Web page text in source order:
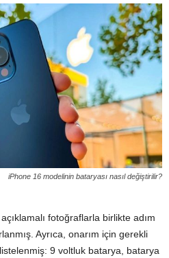
iPhone 16 modelinin bataryası nasıl değiştirilir?
fotoğraflarla birlikte adım
Ayrıca, onarım için gerekli
9 voltluk batarya, batarya